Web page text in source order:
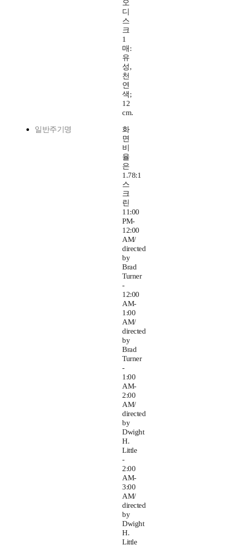
오
디
스
크
1
매:
유
성,
천
연
색;
12
cm.
일반주기명
화
면
비
율
은
1.78:1
스
크
린
11:00
PM-
12:00
AM/
directed
by
Brad
Turner
-
12:00
AM-
1:00
AM/
directed
by
Brad
Turner
-
1:00
AM-
2:00
AM/
directed
by
Dwight
H.
Little
-
2:00
AM-
3:00
AM/
directed
by
Dwight
H.
Little